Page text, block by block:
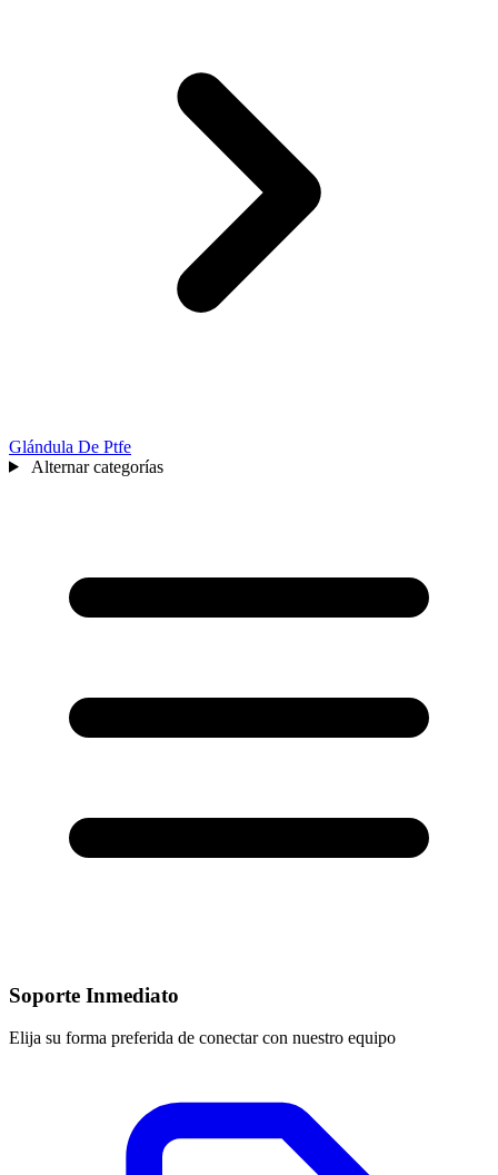
Glándula De Ptfe
Alternar categorías
Soporte Inmediato
Elija su forma preferida de conectar con nuestro equipo